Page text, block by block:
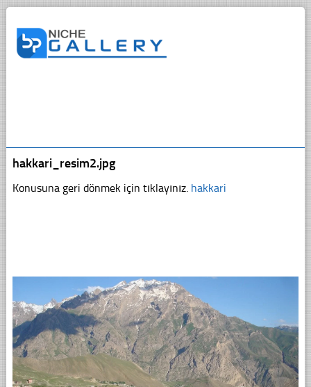
hakkari_resim2.jpg
Konusuna geri dönmek için tıklayınız. hakkari